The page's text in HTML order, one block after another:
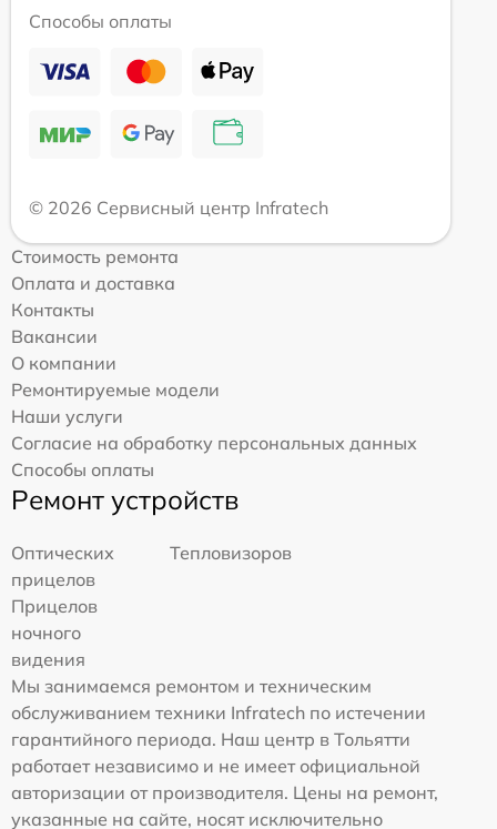
Способы оплаты
© 2026 Сервисный центр Infratech
Стоимость ремонта
Оплата и доставка
Контакты
Вакансии
О компании
Ремонтируемые модели
Наши услуги
Согласие на обработку персональных данных
Способы оплаты
Ремонт устройств
Оптических
прицелов
Тепловизоров
Прицелов
ночного
видения
Мы занимаемся ремонтом и техническим
обслуживанием техники Infratech по истечении
гарантийного периода. Наш центр в Тольятти
работает независимо и не имеет официальной
авторизации от производителя. Цены на ремонт,
указанные на сайте, носят исключительно